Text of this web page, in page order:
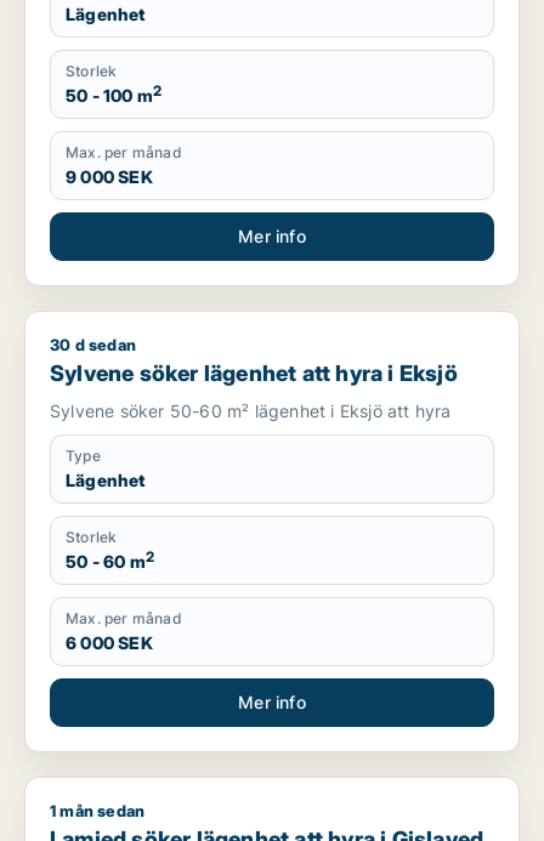
Lägenhet
Storlek
50 - 100 m2
Max. per månad
9 000 SEK
Mer info
Sylvene söker lägenhet att hyra i Eksjö
30 d sedan
Sylvene söker lägenhet att hyra i Eksjö
Sylvene söker 50-60 m² lägenhet i Eksjö att hyra
Type
Lägenhet
Storlek
50 - 60 m2
Max. per månad
6 000 SEK
Mer info
Lamjed söker lägenhet att hyra i Gislaved
1 mån sedan